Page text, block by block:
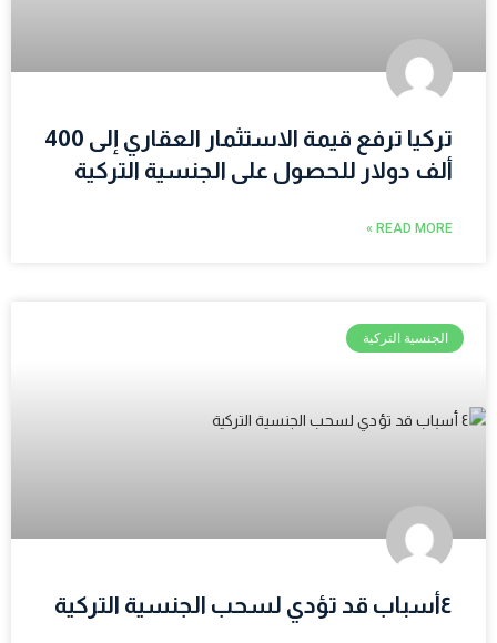
تركيا ترفع قيمة الاستثمار العقاري إلى 400
ألف دولار للحصول على الجنسية التركية
READ MORE »
الجنسية التركية
٤أسباب قد تؤدي لسحب الجنسية التركية